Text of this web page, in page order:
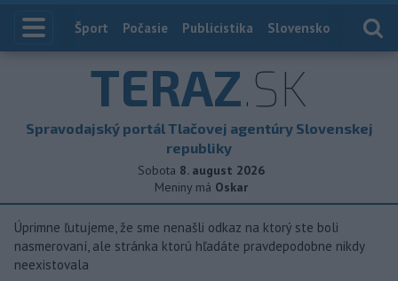
Index
Šport Počasie Publicistika Slovensko
TERAZ.SK
Spravodajský portál Tlačovej agentúry Slovenskej
republiky
Sobota 8. august 2026
Meniny má Oskar
Úprimne ľutujeme, že sme nenašli odkaz na ktorý ste boli
nasmerovaní, ale stránka ktorú hľadáte pravdepodobne nikdy
neexistovala